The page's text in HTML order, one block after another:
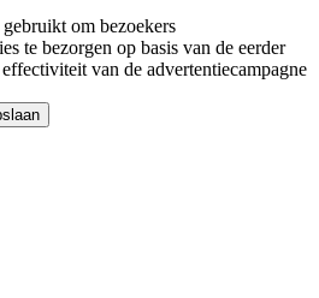
om bezoekers
te bezorgen op basis van de eerder
van de advertentiecampagne